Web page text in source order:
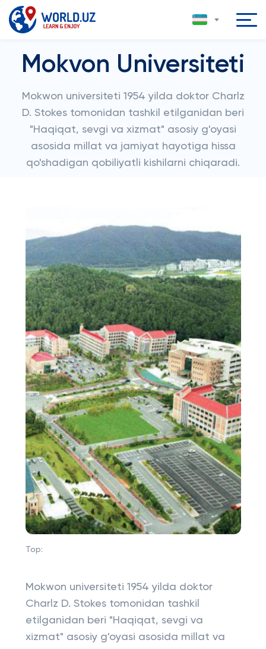
Mokvon Universiteti
Mokwon universiteti 1954 yilda doktor Charlz
D. Stokes tomonidan tashkil etilganidan beri
"Haqiqat, sevgi va xizmat" asosiy g'oyasi
asosida millat va jamiyat hayotiga hissa
qo'shadigan qobiliyatli kishilarni chiqaradi.
Top:
Mokwon universiteti 1954 yilda doktor
Charlz D. Stokes tomonidan tashkil
etilganidan beri "Haqiqat, sevgi va
xizmat" asosiy g'oyasi asosida millat va